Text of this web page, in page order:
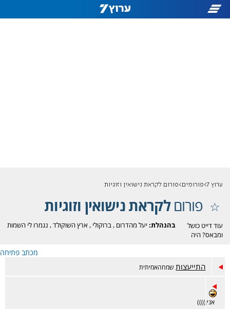
ערוץ 7 פורומים פורום לקראת נישואין וזוגיות
פורוםלקראת נישואין וזוגיות
בהנהלת: יעל מהדרום ,ברוקולי , ארץ השוקולד, נגמרו לי השמות
עוד דייט כושל
ומבאס? היה
טוב? זה המקום.
מכתב פתיחה
התייעצות שמחהאמיתית
אני:))))